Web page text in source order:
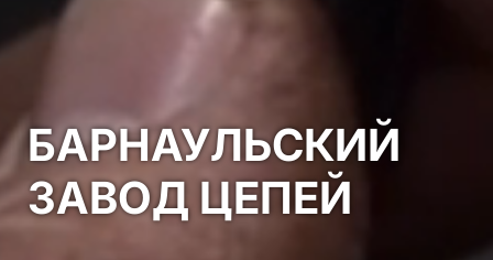
БАРНАУЛЬСКИЙ
ЗАВОД ЦЕПЕЙ